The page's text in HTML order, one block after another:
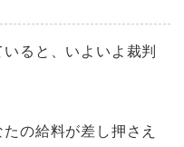
ると、いよいよ裁判
の給料が差し押さえ